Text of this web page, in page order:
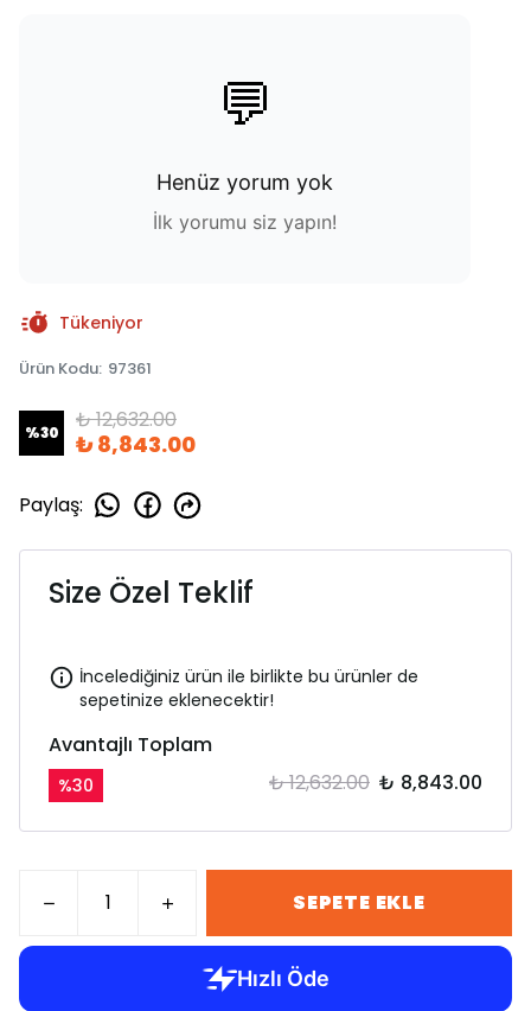
💬
Henüz yorum yok
İlk yorumu siz yapın!
Tükeniyor
Ürün Kodu: 97361
%30 ₺ 12,632.00
₺ 8,843.00
Paylaş:
Size Özel Teklif
İncelediğiniz ürün ile birlikte bu ürünler de
sepetinize eklenecektir!
Avantajlı Toplam
%30 ₺ 12,632.00 ₺ 8,843.00
SEPETE EKLE